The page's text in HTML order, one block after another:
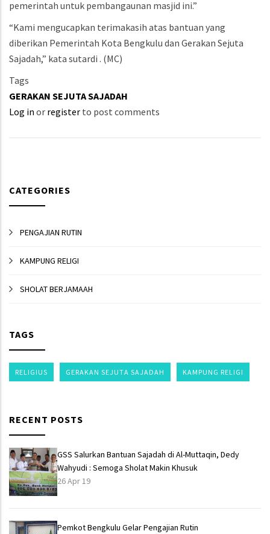
pemerintah untuk pembangaunan masjid ini.”
“Kami mengucapkan terimakasih atas bantuan yang
diberikan Pemerintah Kota Bengkulu dan Gerakan Sejuta
Sajadah,” kata sutardi . (MC)
Tags
GERAKAN SEJUTA SAJADAH
Log in or register to post comments
CATEGORIES
PENGAJIAN RUTIN
KAMPUNG RELIGI
SHOLAT BERJAMAAH
TAGS
RELIGIUS GERAKAN SEJUTA SAJADAH KAMPUNG RELIGI
RECENT POSTS
GSS Salurkan Bantuan Sajadah di Al-Muttaqin, Dedy
Wahyudi : Semoga Sholat Makin Khusuk
26 Apr 19
Pemkot Bengkulu Gelar Pengajian Rutin